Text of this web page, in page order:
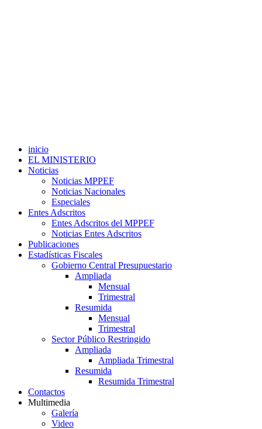
inicio
EL MINISTERIO
Noticias
Noticias MPPEF
Noticias Nacionales
Especiales
Entes Adscritos
Entes Adscritos del MPPEF
Noticias Entes Adscritos
Publicaciones
Estadísticas Fiscales
Gobierno Central Presupuestario
Ampliada
Mensual
Trimestral
Resumida
Mensual
Trimestral
Sector Público Restringido
Ampliada
Ampliada Trimestral
Resumida
Resumida Trimestral
Contactos
Multimedia
Galería
Video